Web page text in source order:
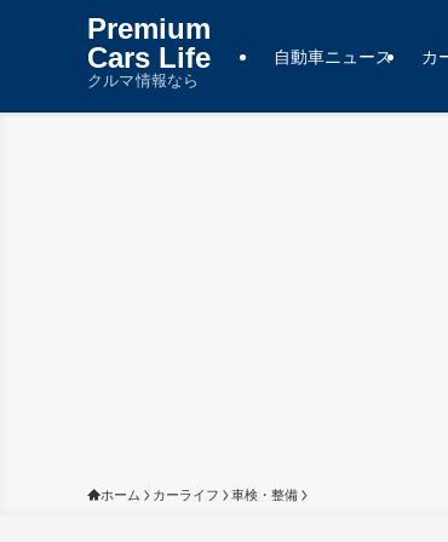
Premium
Cars Life
クルマ情報なら
自動車ニュース カ
ホーム カーライフ 車検・整備